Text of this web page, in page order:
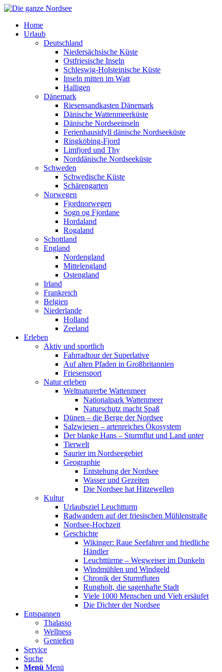
Home
Urlaub
Deutschland
Niedersächsische Küste
Ostfriesische Inseln
Schleswig-Holsteinische Küste
Inseln mitten im Watt
Halligen
Dänemark
Riesensandkasten Dänemark
Dänische Wattenmeerküste
Dänische Nordseeinseln
Ferienhausidyll dänische Nordseeküste
Ringköbing-Fjord
Limfjord und Thy
Norddänische Nordseeküste
Schweden
Schwedische Küste
Schärengarten
Norwegen
Fjordnorwegen
Sogn og Fjordane
Hordaland
Rogaland
Schottland
England
Nordengland
Mittelengland
Ostengland
Irland
Frankreich
Belgien
Niederlande
Holland
Zeeland
Erleben
Aktiv und sportlich
Fahrradtour der Superlative
Auf alten Pfaden in Großbritannien
Friesensport
Natur erleben
Weltnaturerbe Wattenmeer
Nationalpark Wattenmeer
Naturschutz macht Spaß
Dünen – die Berge der Nordsee
Salzwiesen – artenreiches Ökosystem
Der blanke Hans – Sturmflut und Land unter
Tierwelt
Saurier im Nordseegebiet
Geographie
Entstehung der Nordsee
Wasser und Gezeiten
Die Nordsee hat Hitzewellen
Kultur
Urlaubsziel Leuchtturm
Radwandern auf der friesischen Mühlenstraße
Nordsee-Hochzeit
Geschichte
Wikinger: Raue Seefahrer und friedliche
Händler
Leuchttürme – Wegweiser im Dunkeln
Windmühlen und Windgeld
Chronik der Sturmfluten
Rungholt, die sagenhafte Stadt
Viele 1000 Menschen und Vieh ersäufet
Die Dichter der Nordsee
Entspannen
Thalasso
Wellness
Genießen
Service
Suche
Menü Menü